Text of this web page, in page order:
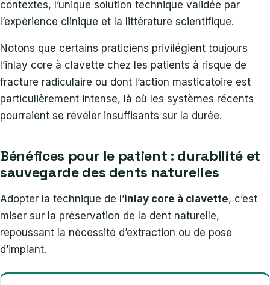
contextes, l’unique solution technique validée par
l’expérience clinique et la littérature scientifique.
Notons que certains praticiens privilégient toujours
l’inlay core à clavette chez les patients à risque de
fracture radiculaire ou dont l’action masticatoire est
particulièrement intense, là où les systèmes récents
pourraient se révéler insuffisants sur la durée.
Bénéfices pour le patient : durabilité et
sauvegarde des dents naturelles
Adopter la technique de l’inlay core à clavette, c’est
miser sur la préservation de la dent naturelle,
repoussant la nécessité d’extraction ou de pose
d’implant.